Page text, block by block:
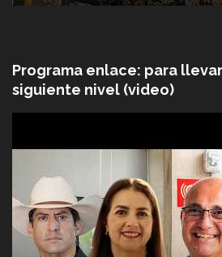
Programa enlace: para
siguiente nivel (video)